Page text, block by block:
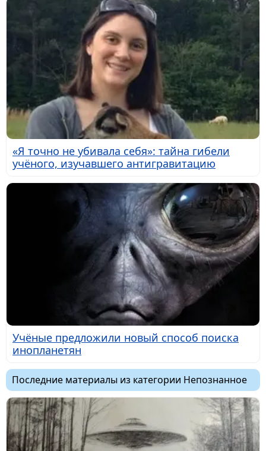
«Я точно не убивала себя»: тайна гибели
учёного, изучавшего антигравитацию
Учёные предложили новый способ поиска
инопланетян
Последние материалы из категории Непознанное